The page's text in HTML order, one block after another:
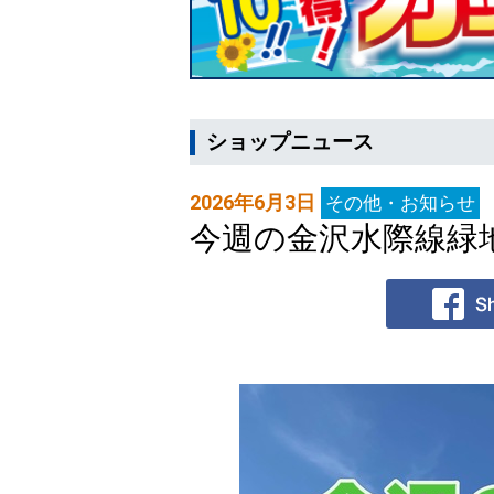
ショップニュース
2026年6月3日 その他・お知らせ
今週の金沢水際線緑